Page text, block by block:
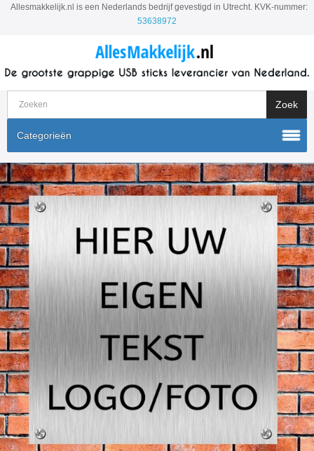
Allesmakkelijk.nl is een Nederlands bedrijf gevestigd in Utrecht. KVK-nummer:
53638972
Categorieën